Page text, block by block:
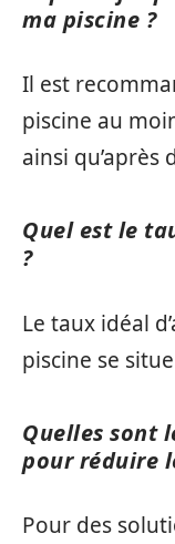
ma piscine ?
Il est
piscine au
ainsi qu’après
Quel est le
?
Le taux idéal
piscine se
Quelles sont
pour réduire
Pour des